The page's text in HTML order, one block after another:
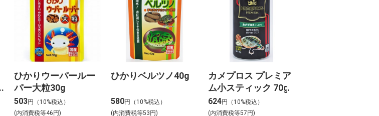
ひかりウーパールー
パー大粒30g
503円（10%税込）
(内消費税等46円)
ひかりベルツノ40g
580円（10%税込）
(内消費税等53円)
カメプロス プレミア
ム小スティック 70g
624円（10%税込）
(内消費税等57円)